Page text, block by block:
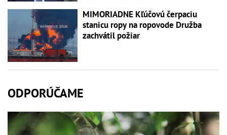
MIMORIADNE Kľúčovú čerpaciu
stanicu ropy na ropovode Družba
zachvátil požiar
ODPORÚČAME